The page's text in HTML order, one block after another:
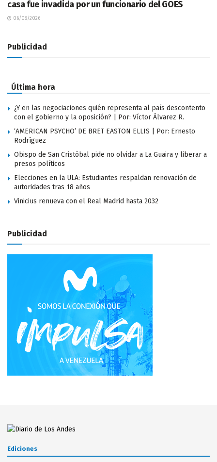
casa fue invadida por un funcionario del GOES
06/08/2026
Publicidad
Última hora
¿Y en las negociaciones quién representa al país descontento
con el gobierno y la oposición? | Por: Víctor Álvarez R.
‘AMERICAN PSYCHO’ DE BRET EASTON ELLIS | Por: Ernesto
Rodríguez
Obispo de San Cristóbal pide no olvidar a La Guaira y liberar a
presos políticos
Elecciones en la ULA: Estudiantes respaldan renovación de
autoridades tras 18 años
Vinicius renueva con el Real Madrid hasta 2032
Publicidad
Ediciones